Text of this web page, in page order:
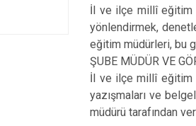
İl ve ilçe millî eğitim
yönlendirmek,
eğitim müdürleri, bu
ŞUBE MÜDÜR VE
İl ve ilçe millî eğitim
yazışmaları ve
müdürü tarafından